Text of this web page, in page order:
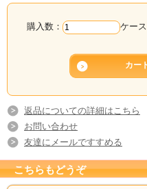
購入数： ケース
返品についての詳細はこちら
お問い合わせ
友達にメールですすめる
こちらもどうぞ